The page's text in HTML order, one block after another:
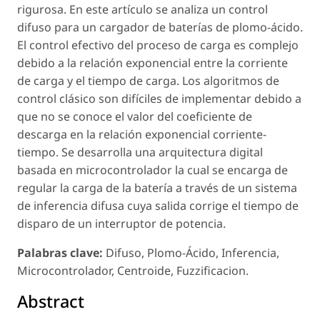
rigurosa. En este artículo se analiza un control
difuso para un cargador de baterías de plomo-ácido.
El control efectivo del proceso de carga es complejo
debido a la relación exponencial entre la corriente
de carga y el tiempo de carga. Los algoritmos de
control clásico son difíciles de implementar debido a
que no se conoce el valor del coeficiente de
descarga en la relación exponencial corriente-
tiempo. Se desarrolla una arquitectura digital
basada en microcontrolador la cual se encarga de
regular la carga de la batería a través de un sistema
de inferencia difusa cuya salida corrige el tiempo de
disparo de un interruptor de potencia.
Palabras clave: Difuso, Plomo-Ácido, Inferencia,
Microcontrolador, Centroide, Fuzzificacion.
Abstract